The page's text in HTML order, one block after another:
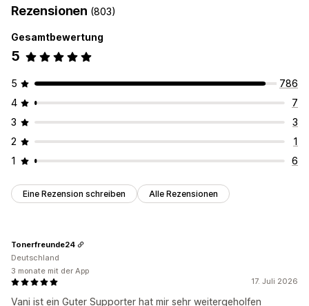
Rezensionen (803)
Gesamtbewertung
5
5
786
4
7
3
3
2
1
1
6
Eine Rezension schreiben Alle Rezensionen
17. Juli 2026
Vani ist ein Guter Supporter hat mir sehr weitergeholfen
Tonerfreunde24
Deutschland
3 monate mit der App